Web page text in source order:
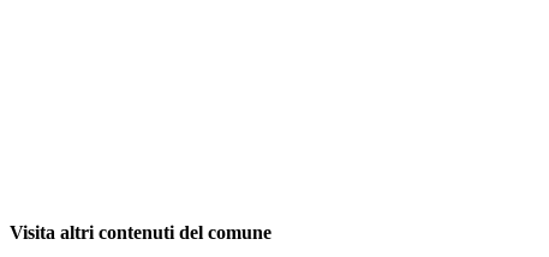
Visita altri contenuti del comune